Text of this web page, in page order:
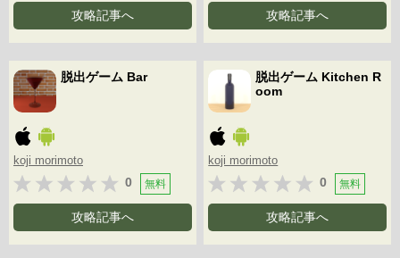
攻略記事へ 攻略記事へ
脱出ゲーム Bar
koji morimoto
0 無料
攻略記事へ
脱出ゲーム Kitchen R
oom
koji morimoto
0 無料
攻略記事へ